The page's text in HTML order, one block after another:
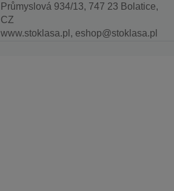
Průmyslová 934/13, 747 23 Bolatice,
CZ
www.stoklasa.pl, eshop@stoklasa.pl